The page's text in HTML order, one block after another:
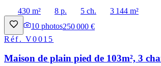
430 m²
8 p. 5 ch.
3 144 m²
10 photos250 000 €
Réf.V0015
Maison de plain pied de 103m², 3